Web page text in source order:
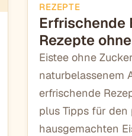
REZEPTE
Erfrischende
Rezepte
Eistee ohne
naturbelassenem
erfrischende
plus Tipps für den
hausgemachten